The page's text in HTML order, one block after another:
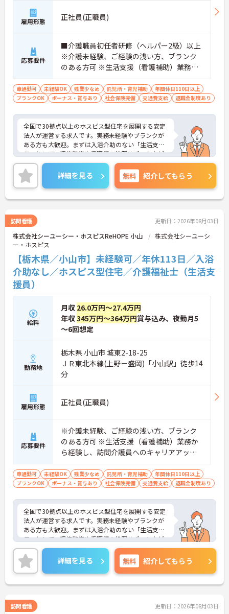
雇用形態 正社員(正職員)
応募要件
■介護職員初任者研修（ヘルパー2級）以上
※介護未経験、ご経験の浅い方、ブランク
のある方可 ※生活支援（看護補助）業務か
ら経験し、訪問介護員へのキャリアアップ
を目指せます
車通勤可 未経験OK 残業少なめ 託児所・育児補助
年間休日110日以上
ブランクOK
ボーナス・賞与あり 社会保険完備 交通費支給 退職金制度あり
全国で30拠点以上のホスピス型住宅を展開する安定
法人が運営する求人です。実務未経験やブランクが
ある方も大歓迎。まずは入浴介助のない「生活支援
員」として、環境整備や看護師の処置サポートなど
の業務からスタートし、無理なくホスピスケアの経
験を積むことができ、ゆくゆくは訪問介護員へステ
ップアップすることも可能です。残業は全社平均月5
時間程度と少なく、連続休暇の取得で支援金が支給
される独自の制度や、自由診療の割引が受けられる
時間連携の訪問診療医もいるため、医療依存度の高
い方へのケアもチームで安心して取り組める環境で
す。
★おすすめPOINT★
【無理なくステップアップできる業務内容】
・実務未経験からでも挑戦可能です
・入浴介助なし、まずは生活支援や看護師のサポー
トからスタートできます
・資格取得支援制度を活用し、将来的に訪問介護員
を目指せる環境です
【手厚い待遇と働きやすさの両立】
・残業は全社平均残業月5時間程度と少なくプライ
自の制度があります
・夏季・冬季の特別休暇があり年間休日は113日し
っかりと休めます
・手厚い人員配置で困った時もすぐに相談可能です
・2日間のオンライン研修と個人のペースに合わせ
たOJTを実施しています
詳細を見る 無料 紹介してもらう
訪問看護 更新日：2026年08月03日
株式会社シーユーシー・ホスピスReHOPE 小山
株式会社シーユーシ
ー・ホスピス
【栃木県／小山市】未経験可／年休113日／入浴
介助なし／ホスピス型住宅／介護福祉士（生活支
援員）
給料
月収 26.0万円～27.4万円
年収345万円～364万円賞与込み、夜勤月5
～6回想定
勤務地
栃木県 小山市 城東2-18-25
ＪＲ東北本線(上野－盛岡)「小山駅」徒歩14
分
雇用形態 正社員(正職員)
応募要件
※介護未経験、ご経験の浅い方、ブランク
のある方可 ※生活支援（看護補助）業務か
ら経験し、訪問介護員へのキャリアアップ
を目指せます
車通勤可 未経験OK 残業少なめ 託児所・育児補助
年間休日110日以上
ブランクOK
ボーナス・賞与あり 社会保険完備 交通費支給 退職金制度あり
全国で30拠点以上のホスピス型住宅を展開する安定
法人が運営する求人です。実務未経験やブランクが
ある方も大歓迎。まずは入浴介助のない「生活支援
員」として、環境整備や看護師の処置サポートなど
の業務からスタートし、無理なくホスピスケアの経
験を積むことができ、ゆくゆくは訪問介護員へステ
ップアップすることも可能です。残業は全社平均残
業月5時間程度と少なく、連続休暇の取得で支援金
が支給される独自の制度や、自由診療の割引が受け
で、24時間連携の訪問診療医もいるため、医療依存
度の高い方へのケアもチームで安心して取り組める
詳細を見る 無料 紹介してもらう
訪問看護 更新日：2026年08月03日